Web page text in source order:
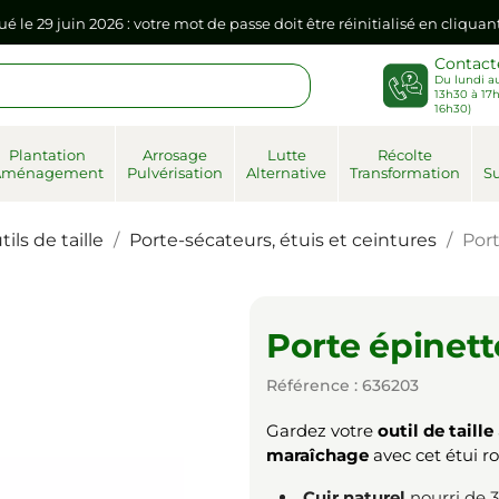
dans votre navigateur internet, il doit être réenregistré à la
le 29 juin 2026 : votre mot de passe doit être réinitialisé en
dans votre navigateur internet, il doit être réenregistré à la
Du lundi
13h30 à
16h30)
Plantation
Arrosage
Pulvérisation
Lutte
Alternative
Récolte
Transformation
de taille Porte-sécateurs, étuis et ceintures
Porte
Référence : 636203
Gardez votre outil de taille
maraîchage avec cet étui